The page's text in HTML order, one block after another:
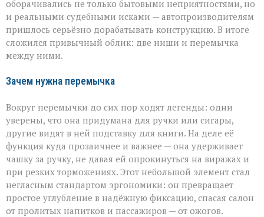
оборачивались не только бытовыми неприятностями, но
и реальными судебными исками — автопроизводителям
пришлось серьёзно дорабатывать конструкцию. В итоге
сложился привычный облик: две ниши и перемычка
между ними.
Зачем нужна перемычка
Вокруг перемычки до сих пор ходят легенды: одни
уверены, что она придумана для ручки или сигары,
другие видят в ней подставку для книги. На деле её
функция куда прозаичнее и важнее — она удерживает
чашку за ручку, не давая ей опрокинуться на виражах и
при резких торможениях. Этот небольшой элемент стал
негласным стандартом эргономики: он превращает
простое углубление в надёжную фиксацию, спасая салон
от пролитых напитков и пассажиров — от ожогов.